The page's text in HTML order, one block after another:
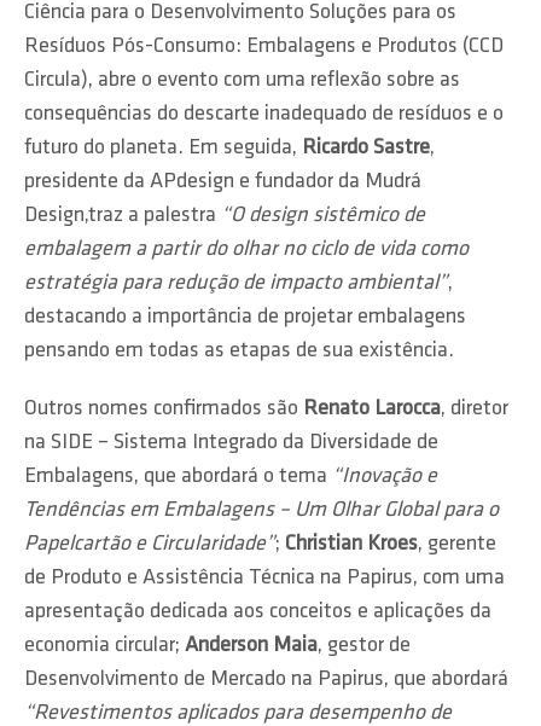
Ciência para o Desenvolvimento Soluções para os
Resíduos Pós-Consumo: Embalagens e Produtos (CCD
Circula), abre o evento com uma reflexão sobre as
consequências do descarte inadequado de resíduos e o
futuro do planeta. Em seguida, Ricardo Sastre,
presidente da APdesign e fundador da Mudrá
Design,traz a palestra “O design sistêmico de
embalagem a partir do olhar no ciclo de vida como
estratégia para redução de impacto ambiental”,
destacando a importância de projetar embalagens
pensando em todas as etapas de sua existência.
Outros nomes confirmados são Renato Larocca, diretor
na SIDE – Sistema Integrado da Diversidade de
Embalagens, que abordará o tema “Inovação e
Tendências em Embalagens – Um Olhar Global para o
Papelcartão e Circularidade”; Christian Kroes, gerente
de Produto e Assistência Técnica na Papirus, com uma
apresentação dedicada aos conceitos e aplicações da
economia circular; Anderson Maia, gestor de
Desenvolvimento de Mercado na Papirus, que abordará
“Revestimentos aplicados para desempenho de